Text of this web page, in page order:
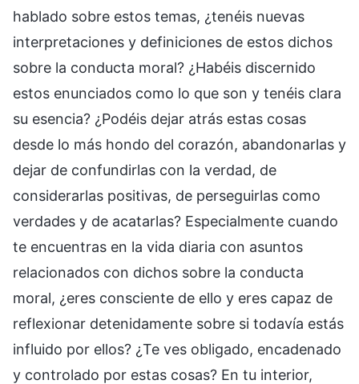
hablado sobre estos temas, ¿tenéis nuevas
interpretaciones y definiciones de estos dichos
sobre la conducta moral? ¿Habéis discernido
estos enunciados como lo que son y tenéis clara
su esencia? ¿Podéis dejar atrás estas cosas
desde lo más hondo del corazón, abandonarlas y
dejar de confundirlas con la verdad, de
considerarlas positivas, de perseguirlas como
verdades y de acatarlas? Especialmente cuando
te encuentras en la vida diaria con asuntos
relacionados con dichos sobre la conducta
moral, ¿eres consciente de ello y eres capaz de
reflexionar detenidamente sobre si todavía estás
influido por ellos? ¿Te ves obligado, encadenado
y controlado por estas cosas? En tu interior,